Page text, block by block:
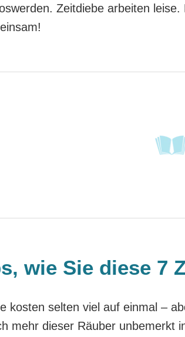
Zeitdiebe arbeiten
wie Sie diese 7
kosten selten viel auf einmal –
mehr dieser Räuber unbemerkt